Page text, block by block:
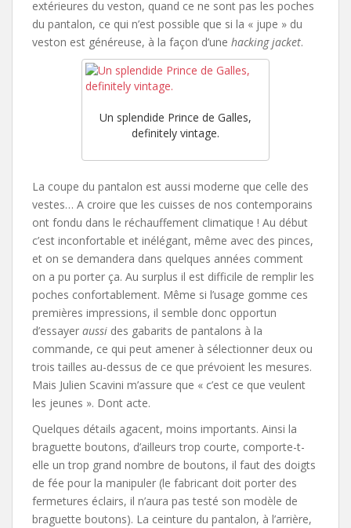
extérieures du veston, quand ce ne sont pas les poches
du pantalon, ce qui n’est possible que si la « jupe » du
veston est généreuse, à la façon d’une hacking jacket.
Un splendide Prince de Galles,
definitely vintage.
La coupe du pantalon est aussi moderne que celle des
vestes… A croire que les cuisses de nos contemporains
ont fondu dans le réchauffement climatique ! Au début
c’est inconfortable et inélégant, même avec des pinces,
et on se demandera dans quelques années comment
on a pu porter ça. Au surplus il est difficile de remplir les
poches confortablement. Même si l’usage gomme ces
premières impressions, il semble donc opportun
d’essayer aussi des gabarits de pantalons à la
commande, ce qui peut amener à sélectionner deux ou
trois tailles au-dessus de ce que prévoient les mesures.
Mais Julien Scavini m’assure que « c’est ce que veulent
les jeunes ». Dont acte.
Quelques détails agacent, moins importants. Ainsi la
braguette boutons, d’ailleurs trop courte, comporte-t-
elle un trop grand nombre de boutons, il faut des doigts
de fée pour la manipuler (le fabricant doit porter des
fermetures éclairs, il n’aura pas testé son modèle de
braguette boutons). La ceinture du pantalon, à l’arrière,